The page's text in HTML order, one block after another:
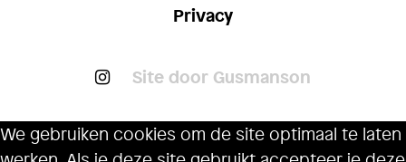
Privacy
Site door Gusmanson
We gebruiken cookies om de site optimaal te laten